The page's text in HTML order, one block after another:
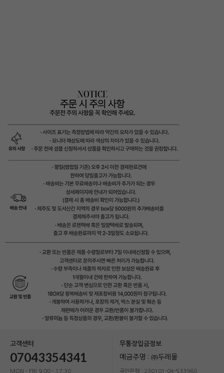
고객센터
07043354341
MON - FRI 9:00 - 17:30
무통장입금정보
예금주명 : ㈜두레몰
국민은행 : 230101-04-533960